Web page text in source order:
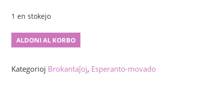
1 en stokejo
Vivo
Zamenhof
ALDONI AL KORBO
Kategorioj Brokantaĵoj, Esperanto-movado